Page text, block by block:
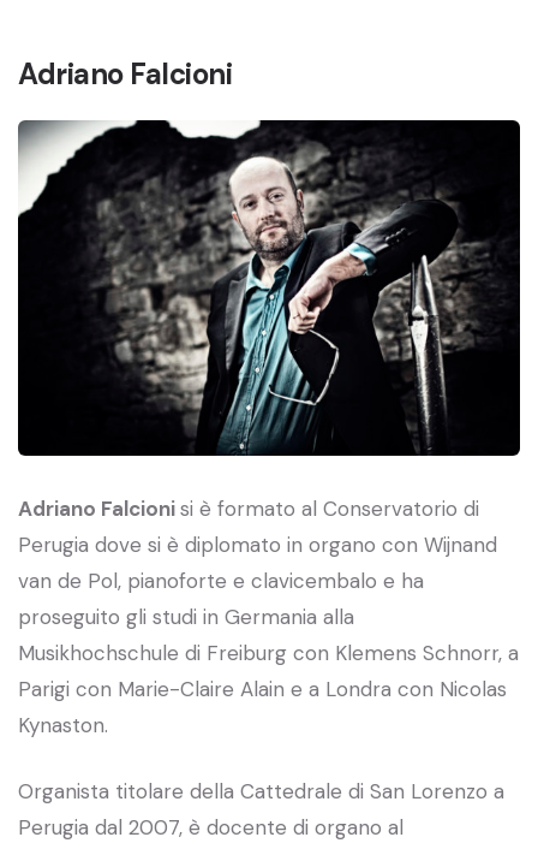
Adriano Falcioni
Adriano Falcionisi è formato al Conservatorio di
Perugia dove si è diplomato in organo con Wijnand
van de Pol, pianoforte e clavicembalo e ha
proseguito gli studi in Germania alla
Musikhochschule di Freiburg con Klemens Schnorr, a
Parigi con Marie-Claire Alain e a Londra con Nicolas
Kynaston.
Organista titolare della Cattedrale di San Lorenzo a
Perugia dal 2007, è docente di organo al